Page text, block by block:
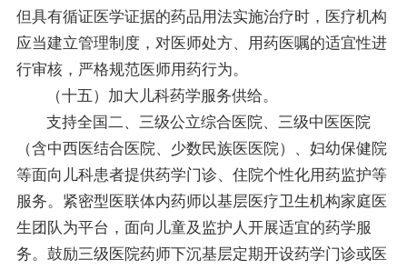
但具有循证医学证据的药品用法实施治疗时，医疗机构
应当建立管理制度，对医师处方、用药医嘱的适宜性进
行审核，严格规范医师用药行为。
（十五）加大儿科药学服务供给。
支持全国二、三级公立综合医院、三级中医医院
（含中西医结合医院、少数民族医医院）、妇幼保健院
等面向儿科患者提供药学门诊、住院个性化用药监护等
服务。紧密型医联体内药师以基层医疗卫生机构家庭医
生团队为平台，面向儿童及监护人开展适宜的药学服
务。鼓励三级医院药师下沉基层定期开设药学门诊或医